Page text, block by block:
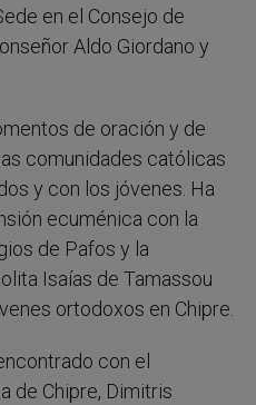
en el Consejo de
Aldo Giordano y
de oración y de
comunidades católicas
y con los jóvenes. Ha
ecuménica con la
de Pafos y la
Isaías de Tamassou
ortodoxos en Chipre.
con el
de Chipre, Dimitris